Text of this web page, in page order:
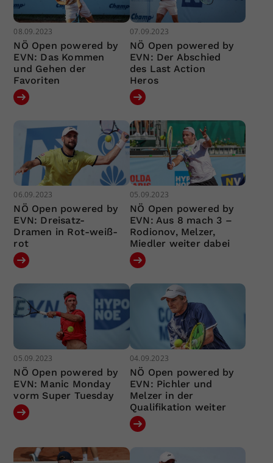
08.09.2023
NÖ Open powered by
EVN: Das Kommen
und Gehen der
Favoriten
07.09.2023
NÖ Open powered by
EVN: Der Abschied
des Last Action
Heros
06.09.2023
NÖ Open powered by
EVN: Dreisatz-
Dramen in Rot-weiß-
rot
05.09.2023
NÖ Open powered by
EVN: Aus 8 mach 3 –
Rodionov, Melzer,
Miedler weiter dabei
05.09.2023
NÖ Open powered by
EVN: Manic Monday
vorm Super Tuesday
04.09.2023
NÖ Open powered by
EVN: Pichler und
Melzer in der
Qualifikation weiter